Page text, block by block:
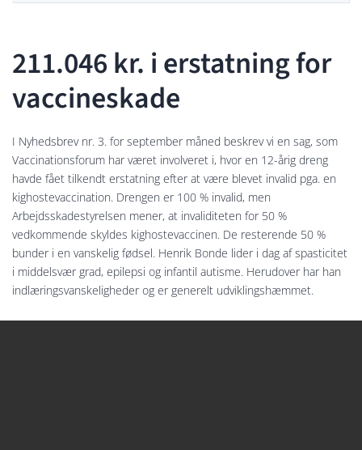
211.046 kr. i erstatning for
vaccineskade
I Nyhedsbrev nr. 3. for september måned beskrev vi en sag, som
Vaccinationsforum har været involveret i, hvor en 12-årig dreng
havde fået tilkendt erstatning efter at være blevet invalid pga. en
kighostevaccination. Drengen er 100 % invalid, men
Arbejdsskadestyrelsen mener, at invaliditeten for 50 %
vedkommende skyldes kighostevaccinen. De resterende 50 %
bunder i en vanskelig fødsel. Henrik Bonde lider i dag af spasticitet
i middelsvær grad, epilepsi og infantil autisme. Herudover har han
indlæringsvanskeligheder og er generelt udviklingshæmmet.